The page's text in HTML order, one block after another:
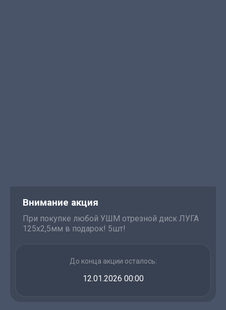
Внимание акция
При покупке любой УШМ отрезной диск ЛУГА
125х2,5мм в подарок! 5шт!
До конца акции осталось:
12.01.2026 00:00